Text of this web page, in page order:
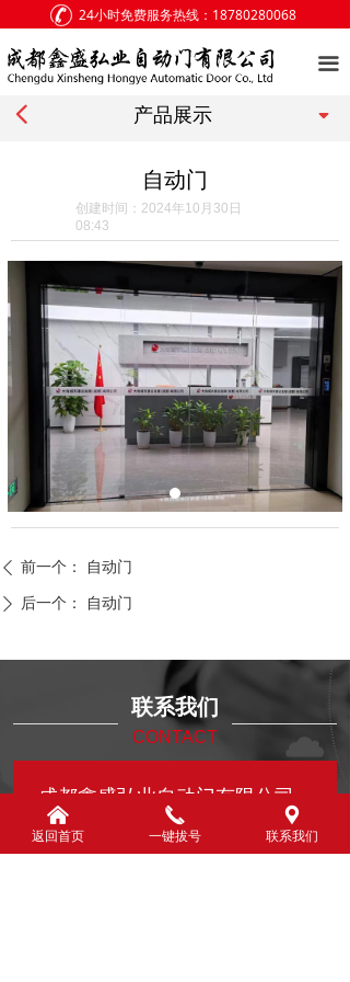
끀
网站首页
关于我们
产品展示
新闻中心
联系我们
24小时免费服务热线：18780280068
自动门
创建时间： 2024年10月30日
08:43
ꄴ 前一个： 自动门
ꄲ 后一个： 自动门
넳 끙
产品展示
联系我们
CONTACT
成都鑫盛弘业自动门有限公司
낀
返回首页
끅
一键拔号
끇
联系我们